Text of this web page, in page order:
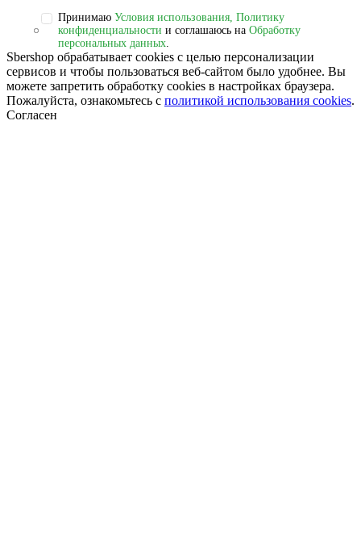
Принимаю Условия использования, Политику
конфиденциальности и соглашаюсь на Обработку
персональных данных.
Sbershop обрабатывает cookies с целью персонализации
сервисов и чтобы пользоваться веб-сайтом было удобнее. Вы
можете запретить обработку сookies в настройках браузера.
Пожалуйста, ознакомьтесь с политикой использования cookies.
Согласен